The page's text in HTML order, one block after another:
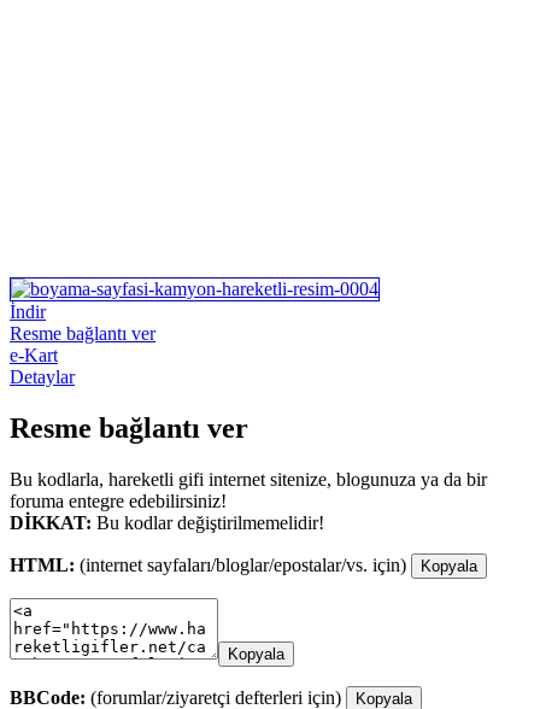
İndir
Resme bağlantı ver
e-Kart
Detaylar
Resme bağlantı ver
Bu kodlarla, hareketli gifi internet sitenize, blogunuza ya da bir
foruma entegre edebilirsiniz!
DİKKAT: Bu kodlar değiştirilmemelidir!
HTML: (internet sayfaları/bloglar/epostalar/vs. için) Kopyala
Kopyala
BBCode: (forumlar/ziyaretçi defterleri için) Kopyala